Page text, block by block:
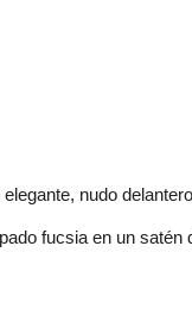
nudo delantero
fucsia en un satén